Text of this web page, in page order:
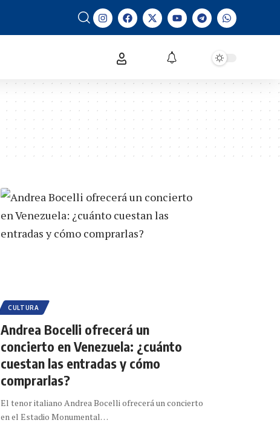
CULTURA
Andrea Bocelli ofrecerá un
concierto en Venezuela: ¿cuánto
cuestan las entradas y cómo
comprarlas?
El tenor italiano Andrea Bocelli ofrecerá un concierto
en el Estadio Monumental…